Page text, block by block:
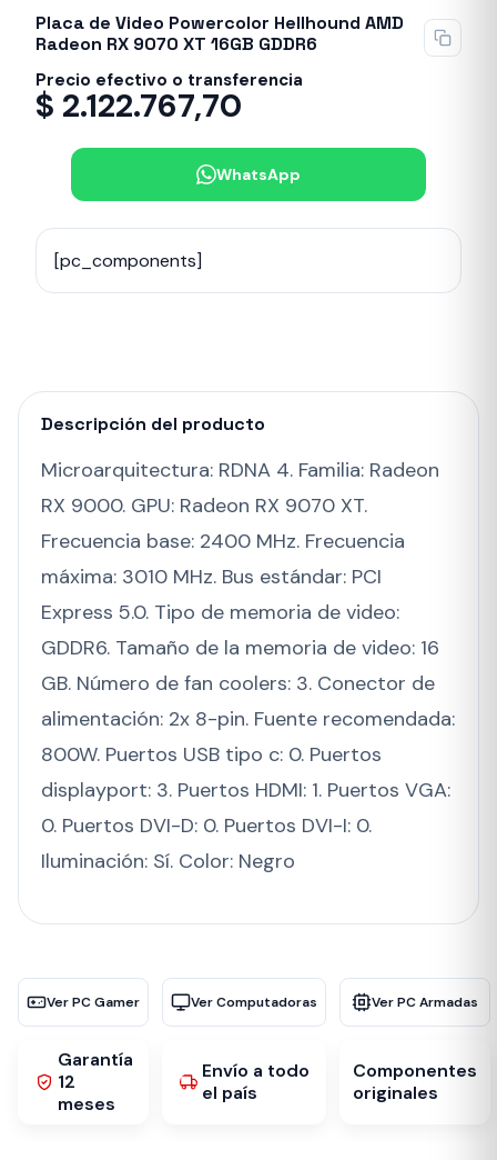
Placa de Video Powercolor Hellhound AMD
Radeon RX 9070 XT 16GB GDDR6
Precio efectivo o transferencia
$ 2.122.767,70
WhatsApp
[pc_components]
Descripción del producto
Microarquitectura: RDNA 4. Familia: Radeon
RX 9000. GPU: Radeon RX 9070 XT.
Frecuencia base: 2400 MHz. Frecuencia
máxima: 3010 MHz. Bus estándar: PCI
Express 5.0. Tipo de memoria de video:
GDDR6. Tamaño de la memoria de video: 16
GB. Número de fan coolers: 3. Conector de
alimentación: 2x 8-pin. Fuente recomendada:
800W. Puertos USB tipo c: 0. Puertos
displayport: 3. Puertos HDMI: 1. Puertos VGA:
0. Puertos DVI-D: 0. Puertos DVI-I: 0.
Iluminación: Sí. Color: Negro
Ver PC Gamer Ver Computadoras Ver PC Armadas
Garantía
12
meses
Envío a todo
el país
Componentes
originales